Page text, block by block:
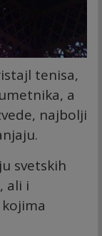
tenisa,
a
najbolji
svetskih
ali i